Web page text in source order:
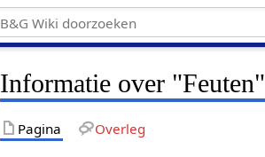
Informatie over "Feuten"
Pagina Overleg